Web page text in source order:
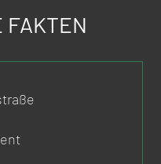
FAKTEN